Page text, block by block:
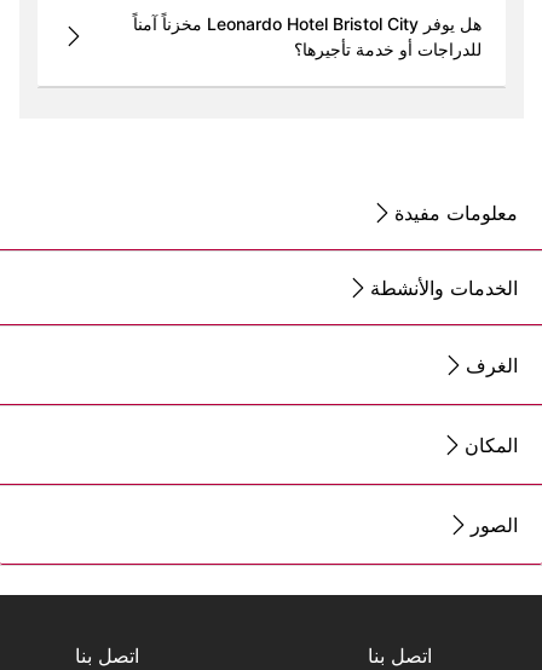
هل يوفر Leonardo Hotel Bristol City مخزناً آمناً
للدراجات أو خدمة تأجيرها؟
معلومات مفيدة
الخدمات والأنشطة
الغرف
المكان
الصور
اتصل بنا اتصل بنا